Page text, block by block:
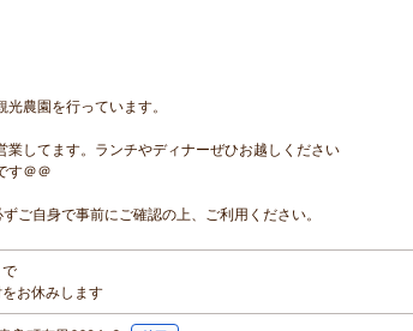
農園を行っています。
してます。ランチやディナーぜひお越しください
す＠＠
ご自身で事前にご確認の上、ご利用ください。
お休みします